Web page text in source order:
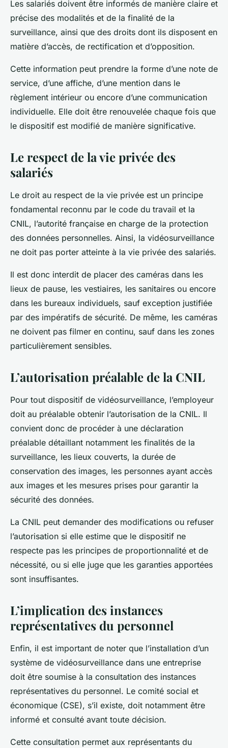
Les salariés doivent être informés de manière claire et
précise des modalités et de la finalité de la
surveillance, ainsi que des droits dont ils disposent en
matière d’accès, de rectification et d’opposition.
Cette information peut prendre la forme d’une note de
service, d’une affiche, d’une mention dans le
règlement intérieur ou encore d’une communication
individuelle. Elle doit être renouvelée chaque fois que
le dispositif est modifié de manière significative.
Le respect de la vie privée des
salariés
Le droit au respect de la vie privée est un principe
fondamental reconnu par le code du travail et la
CNIL, l’autorité française en charge de la protection
des données personnelles. Ainsi, la vidéosurveillance
ne doit pas porter atteinte à la vie privée des salariés.
Il est donc interdit de placer des caméras dans les
lieux de pause, les vestiaires, les sanitaires ou encore
dans les bureaux individuels, sauf exception justifiée
par des impératifs de sécurité. De même, les caméras
ne doivent pas filmer en continu, sauf dans les zones
particulièrement sensibles.
L’autorisation préalable de la CNIL
Pour tout dispositif de vidéosurveillance, l’employeur
doit au préalable obtenir l’autorisation de la CNIL. Il
convient donc de procéder à une déclaration
préalable détaillant notamment les finalités de la
surveillance, les lieux couverts, la durée de
conservation des images, les personnes ayant accès
aux images et les mesures prises pour garantir la
sécurité des données.
La CNIL peut demander des modifications ou refuser
l’autorisation si elle estime que le dispositif ne
respecte pas les principes de proportionnalité et de
nécessité, ou si elle juge que les garanties apportées
sont insuffisantes.
L’implication des instances
représentatives du personnel
Enfin, il est important de noter que l’installation d’un
système de vidéosurveillance dans une entreprise
doit être soumise à la consultation des instances
représentatives du personnel. Le comité social et
économique (CSE), s’il existe, doit notamment être
informé et consulté avant toute décision.
Cette consultation permet aux représentants du